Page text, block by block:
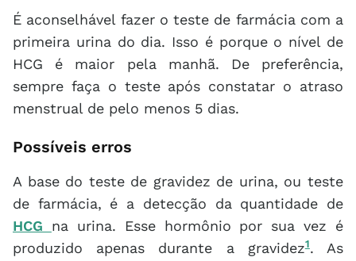
É aconselhável fazer o teste de farmácia com a
primeira urina do dia. Isso é porque o nível de
HCG é maior pela manhã. De preferência,
sempre faça o teste após constatar o atraso
menstrual de pelo menos 5 dias.
Possíveis erros
A base do teste de gravidez de urina, ou teste
de farmácia, é a detecção da quantidade de
HCG na urina. Esse hormônio por sua vez é
produzido apenas durante a gravidez1. As